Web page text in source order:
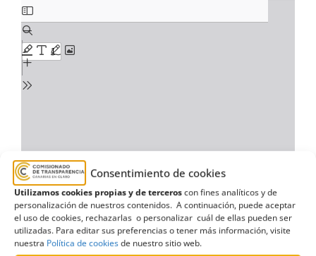
Consentimiento de cookies
Utilizamos cookies propias y de terceroscon fines analíticos y de
personalización de nuestros contenidos. A continuación, puede aceptar
el uso de cookies, rechazarlas o personalizar cuál de ellas pueden ser
utilizadas. Para editar sus preferencias o tener más información, visite
nuestra Política de cookiesde nuestro sitio web.